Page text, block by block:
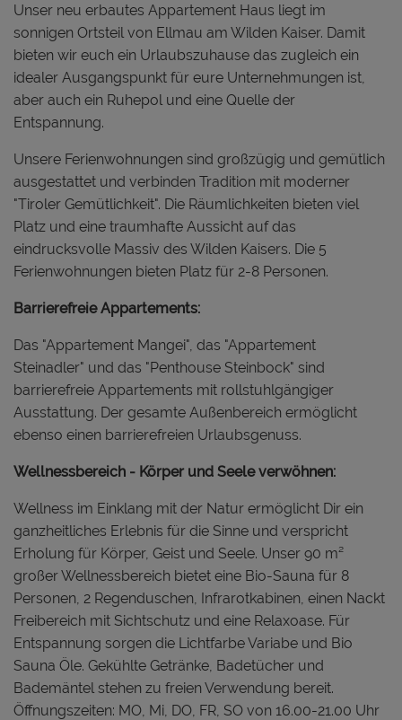
Unser neu erbautes Appartement Haus liegt im
sonnigen Ortsteil von Ellmau am Wilden Kaiser. Damit
bieten wir euch ein Urlaubszuhause das zugleich ein
idealer Ausgangspunkt für eure Unternehmungen ist,
aber auch ein Ruhepol und eine Quelle der
Entspannung.
Unsere Ferienwohnungen sind großzügig und gemütlich
ausgestattet und verbinden Tradition mit moderner
"Tiroler Gemütlichkeit". Die Räumlichkeiten bieten viel
Platz und eine traumhafte Aussicht auf das
eindrucksvolle Massiv des Wilden Kaisers. Die 5
Ferienwohnungen bieten Platz für 2-8 Personen.
Barrierefreie Appartements:
Das "Appartement Mangei", das "Appartement
Steinadler" und das "Penthouse Steinbock" sind
barrierefreie Appartements mit rollstuhlgängiger
Ausstattung. Der gesamte Außenbereich ermöglicht
ebenso einen barrierefreien Urlaubsgenuss.
Wellnessbereich - Körper und Seele verwöhnen:
Wellness im Einklang mit der Natur ermöglicht Dir ein
ganzheitliches Erlebnis für die Sinne und verspricht
Erholung für Körper, Geist und Seele. Unser 90 m²
großer Wellnessbereich bietet eine Bio-Sauna für 8
Personen, 2 Regenduschen, Infrarotkabinen, einen Nackt
Freibereich mit Sichtschutz und eine Relaxoase. Für
Entspannung sorgen die Lichtfarbe Variabe und Bio
Sauna Öle. Gekühlte Getränke, Badetücher und
Bademäntel stehen zu freien Verwendung bereit.
Öffnungszeiten: MO, Mi, DO, FR, SO von 16.00-21.00 Uhr